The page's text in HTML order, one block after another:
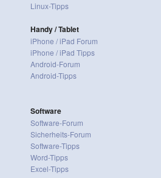
Linux-Tipps
Handy / Tablet
iPhone / iPad Forum
iPhone / iPad Tipps
Android-Forum
Android-Tipps
Software
Software-Forum
Sicherheits-Forum
Software-Tipps
Word-Tipps
Excel-Tipps